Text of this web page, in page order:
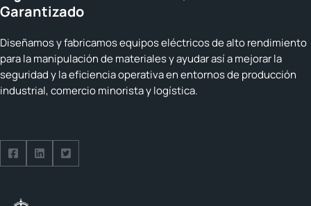
Garantizado
Diseñamos y fabricamos equipos eléctricos de alto rendimiento
para la manipulación de materiales y ayudar así a mejorar la
seguridad y la eficiencia operativa en entornos de producción
industrial, comercio minorista y logística.
Follow us on Facebook
Follow us on Facebook
Follow us on Facebook